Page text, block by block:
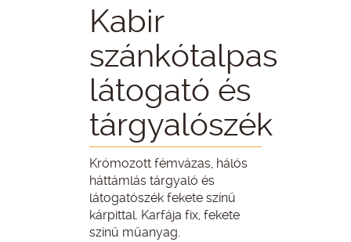
Kabir
szánkótalpas
látogató és
tárgyalószék
Krómozott fémvázas, hálós
háttámlás tárgyaló és
látogatószék fekete színű
kárpittal. Karfája fix, fekete
színű műanyag.